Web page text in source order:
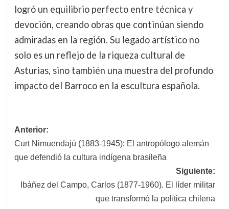
logró un equilibrio perfecto entre técnica y
devoción, creando obras que continúan siendo
admiradas en la región. Su legado artístico no
solo es un reflejo de la riqueza cultural de
Asturias, sino también una muestra del profundo
impacto del Barroco en la escultura española.
Navegación
de
entradas
Anterior:
Curt Nimuendajú (1883-1945): El antropólogo alemán
que defendió la cultura indígena brasileña
Siguiente:
Ibáñez del Campo, Carlos (1877-1960). El líder militar
que transformó la política chilena